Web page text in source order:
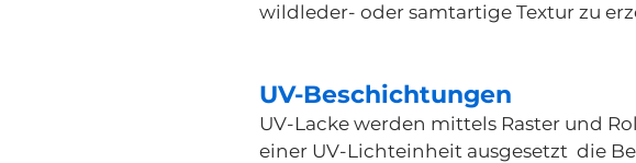
wildleder- oder samtartige Textur zu
UV-Beschichtungen
UV-Lacke werden mittels Raster und
einer UV-Lichteinheit ausgesetzt die